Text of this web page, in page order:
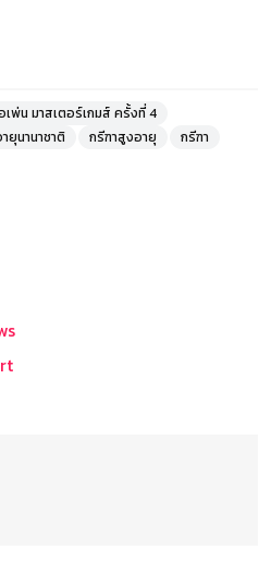
เพ่น มาสเตอร์เกมส์ ครั้งที่ 4
ยุนานาชาติ กรีฑาสูงอายุ กรีฑา